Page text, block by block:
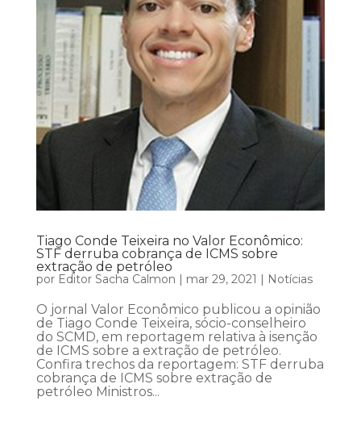
Tiago Conde Teixeira no Valor Econômico:
STF derruba cobrança de ICMS sobre
extração de petróleo
por Editor Sacha Calmon mar 29, 2021 Notícias
O jornal Valor Econômico publicou a opinião
de Tiago Conde Teixeira, sócio-conselheiro
do SCMD, em reportagem relativa à isenção
de ICMS sobre a extração de petróleo.
Confira trechos da reportagem: STF derruba
cobrança de ICMS sobre extração de
petróleo Ministros...